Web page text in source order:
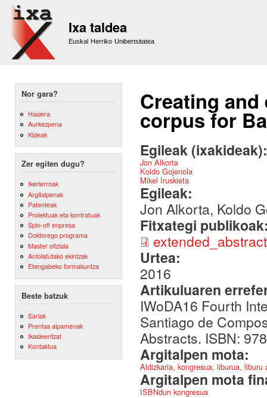
Ixa taldea
Euskal Herriko Unibertsitatea
Nor gara?
Hasiera
Aurkezpena
Kideak
Zer egiten dugu?
Ikerlerroak
Argitalpenak
Patenteak
Proiektuak eta kontratuak
Spin-off enpresa
Doktorego programa
Master ofiziala
Antolatutako ekintzak
Etengabeko formakuntza
Beste batzuk
Sariak
Prentsa aipamenak
Ikasleentzat
Kontaktua
Creating
corpus for
Egileak
Jon Alkorta
Koldo Gojenola
Mikel Iruskieta
Egileak:
Jon Alkorta, Koldo
Fitxategi
Urtea:
2016
Artikuluaren
IWoDA16 Fourth
Santiago de
Abstracts. ISBN:
Argitalpen mota:
Aldizkaria, kongresua, liburua,
Argitalpen mota
ISBNdun kongresua